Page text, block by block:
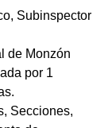
Subinspector
de Monzón
por 1
Secciones,